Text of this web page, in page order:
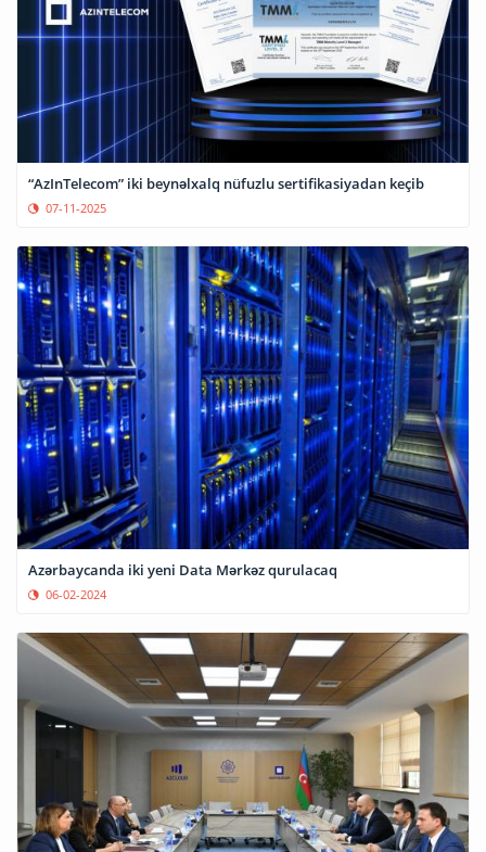
“AzInTelecom” iki beynəlxalq nüfuzlu sertifikasiyadan keçib
07-11-2025
Azərbaycanda iki yeni Data Mərkəz qurulacaq
06-02-2024